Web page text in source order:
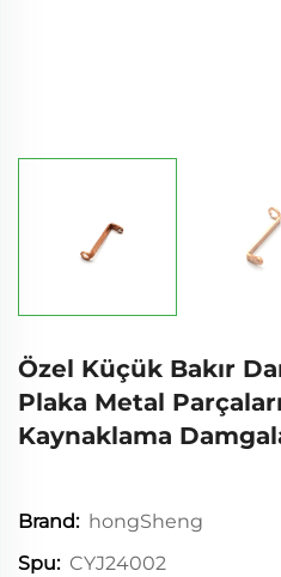
Özel Küçük Bakır
Plaka Metal
Kaynaklama
Brand: hongSheng
Spu: CYJ24002